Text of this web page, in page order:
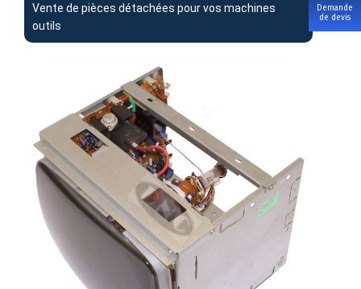
Demande
de devis
Vente de pièces détachées pour vos machines
outils